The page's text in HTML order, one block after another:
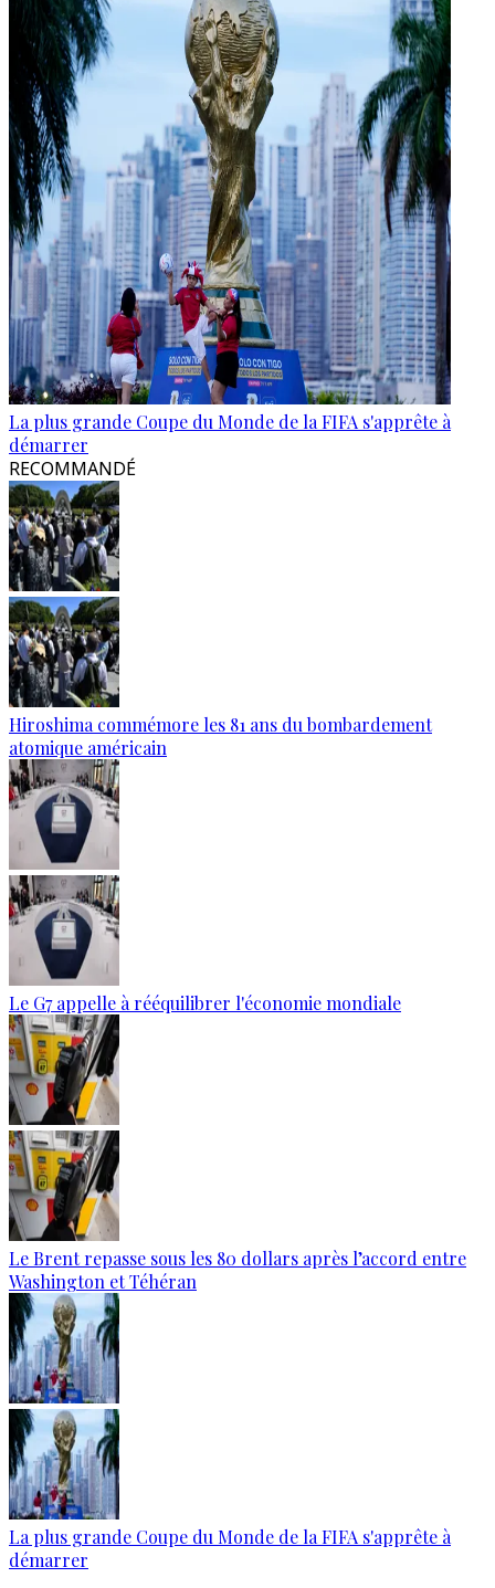
La plus grande Coupe du Monde de la FIFA s'apprête à
démarrer
RECOMMANDÉ
Hiroshima commémore les 81 ans du bombardement
atomique américain
Le G7 appelle à rééquilibrer l'économie mondiale
Le Brent repasse sous les 80 dollars après l’accord entre
Washington et Téhéran
La plus grande Coupe du Monde de la FIFA s'apprête à
démarrer